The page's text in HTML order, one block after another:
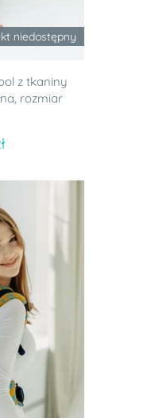
niedostępny
z tkaniny
rozmiar